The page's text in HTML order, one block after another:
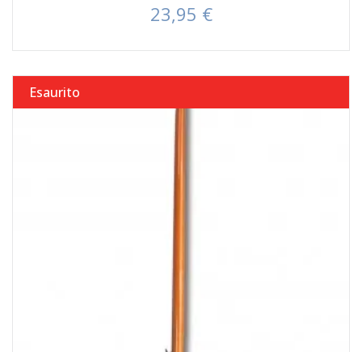
Prezzo
23,95 €
Esaurito